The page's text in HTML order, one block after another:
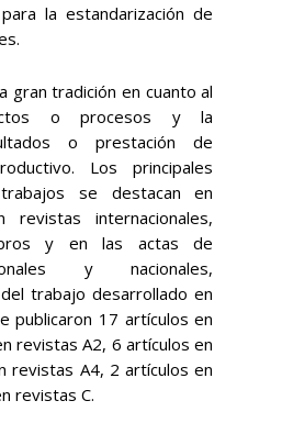
la estandarización de
gran tradición en cuanto al
o procesos y la
o prestación de
Los principales
se destacan en
revistas internacionales,
y en las actas de
y nacionales,
trabajo desarrollado en
publicaron 17 artículos en
revistas A2, 6 artículos en
revistas A4, 2 artículos en
revistas C.